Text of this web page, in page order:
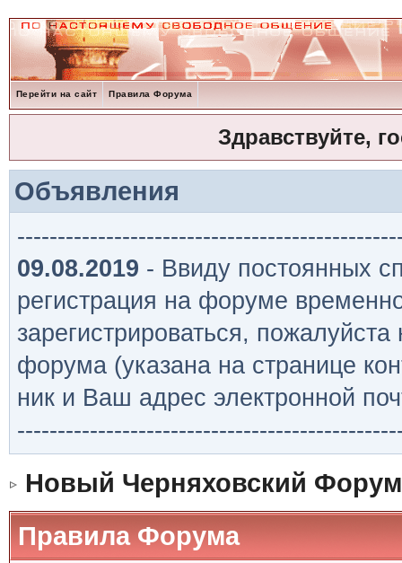
Перейти на сайт Правила Форума
Здравствуйте,
Объявления
09.08.2019 - Ввиду постоянных
регистрация на форуме
зарегистрироваться,
форума (указана на странице
ник и Ваш адрес электронной
Новый Черняховский Форум
Правила Форума